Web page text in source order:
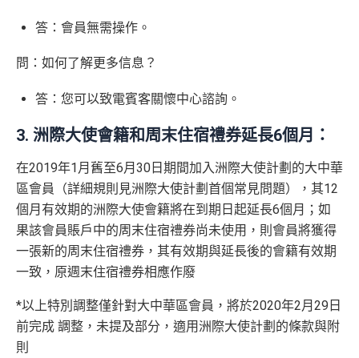
答：會員無需操作。
問：如何了解更多信息？
答：您可以致電賓客關懷中心諮詢。
3. 洲際大使會籍和周末住宿禮券延長6個月：
在2019年1月舊至6月30日期間加入洲際大使計劃的大中華
區會員（詳細規則見洲際大使計劃首個常見問題），其12
個月有效期的洲際大使會籍將在到期日起延長6個月；如
果該會員賬戶中的周末住宿禮券尚未使用，則會員將獲得
一張新的周末住宿禮券，其有效期與延長後的會籍有效期
一致，原週末住宿禮券相應作廢
*以上特別調整僅針對大中華區會員，將於2020年2月29日
前完成 調整，未提及部分，適用洲際大使計劃的條款與附
則